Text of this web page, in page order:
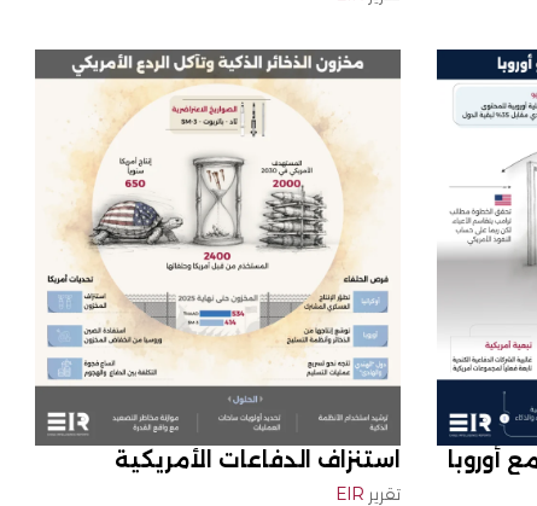
أوروبا استنزاف الدفاعات الأمريكية
تقرير EIR